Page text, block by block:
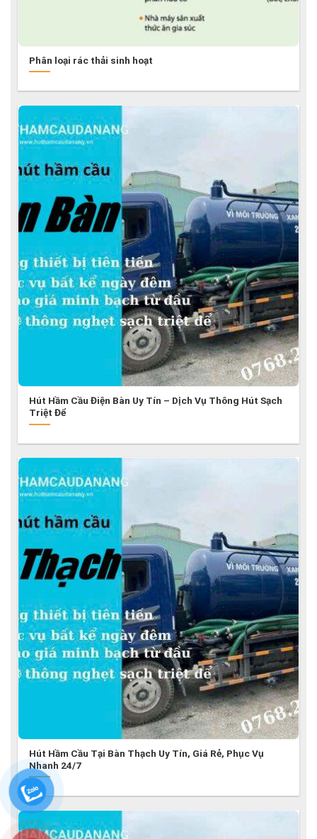
Phân loại rác thải sinh hoạt
Hút Hầm Cầu Điện Bàn Uy Tín – Dịch Vụ Thông Hút Sạch
Triệt Để
Hút Hầm Cầu Tại Bàn Thạch Uy Tín, Giá Rẻ, Phục Vụ
Nhanh 24/7